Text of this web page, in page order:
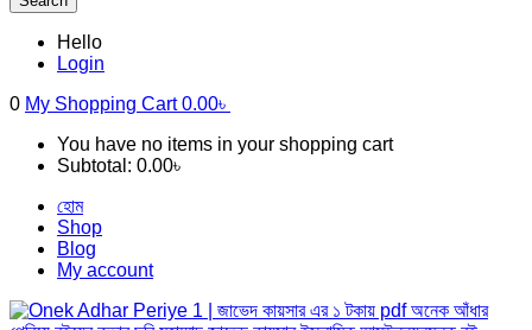
Hello
Login
0 My Shopping Cart0.00৳
You have no items in your shopping cart
Subtotal: 0.00৳
হোম
Shop
Blog
My account